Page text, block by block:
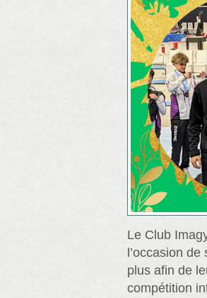
Le Club
l’occasion
plus afin de
compétition